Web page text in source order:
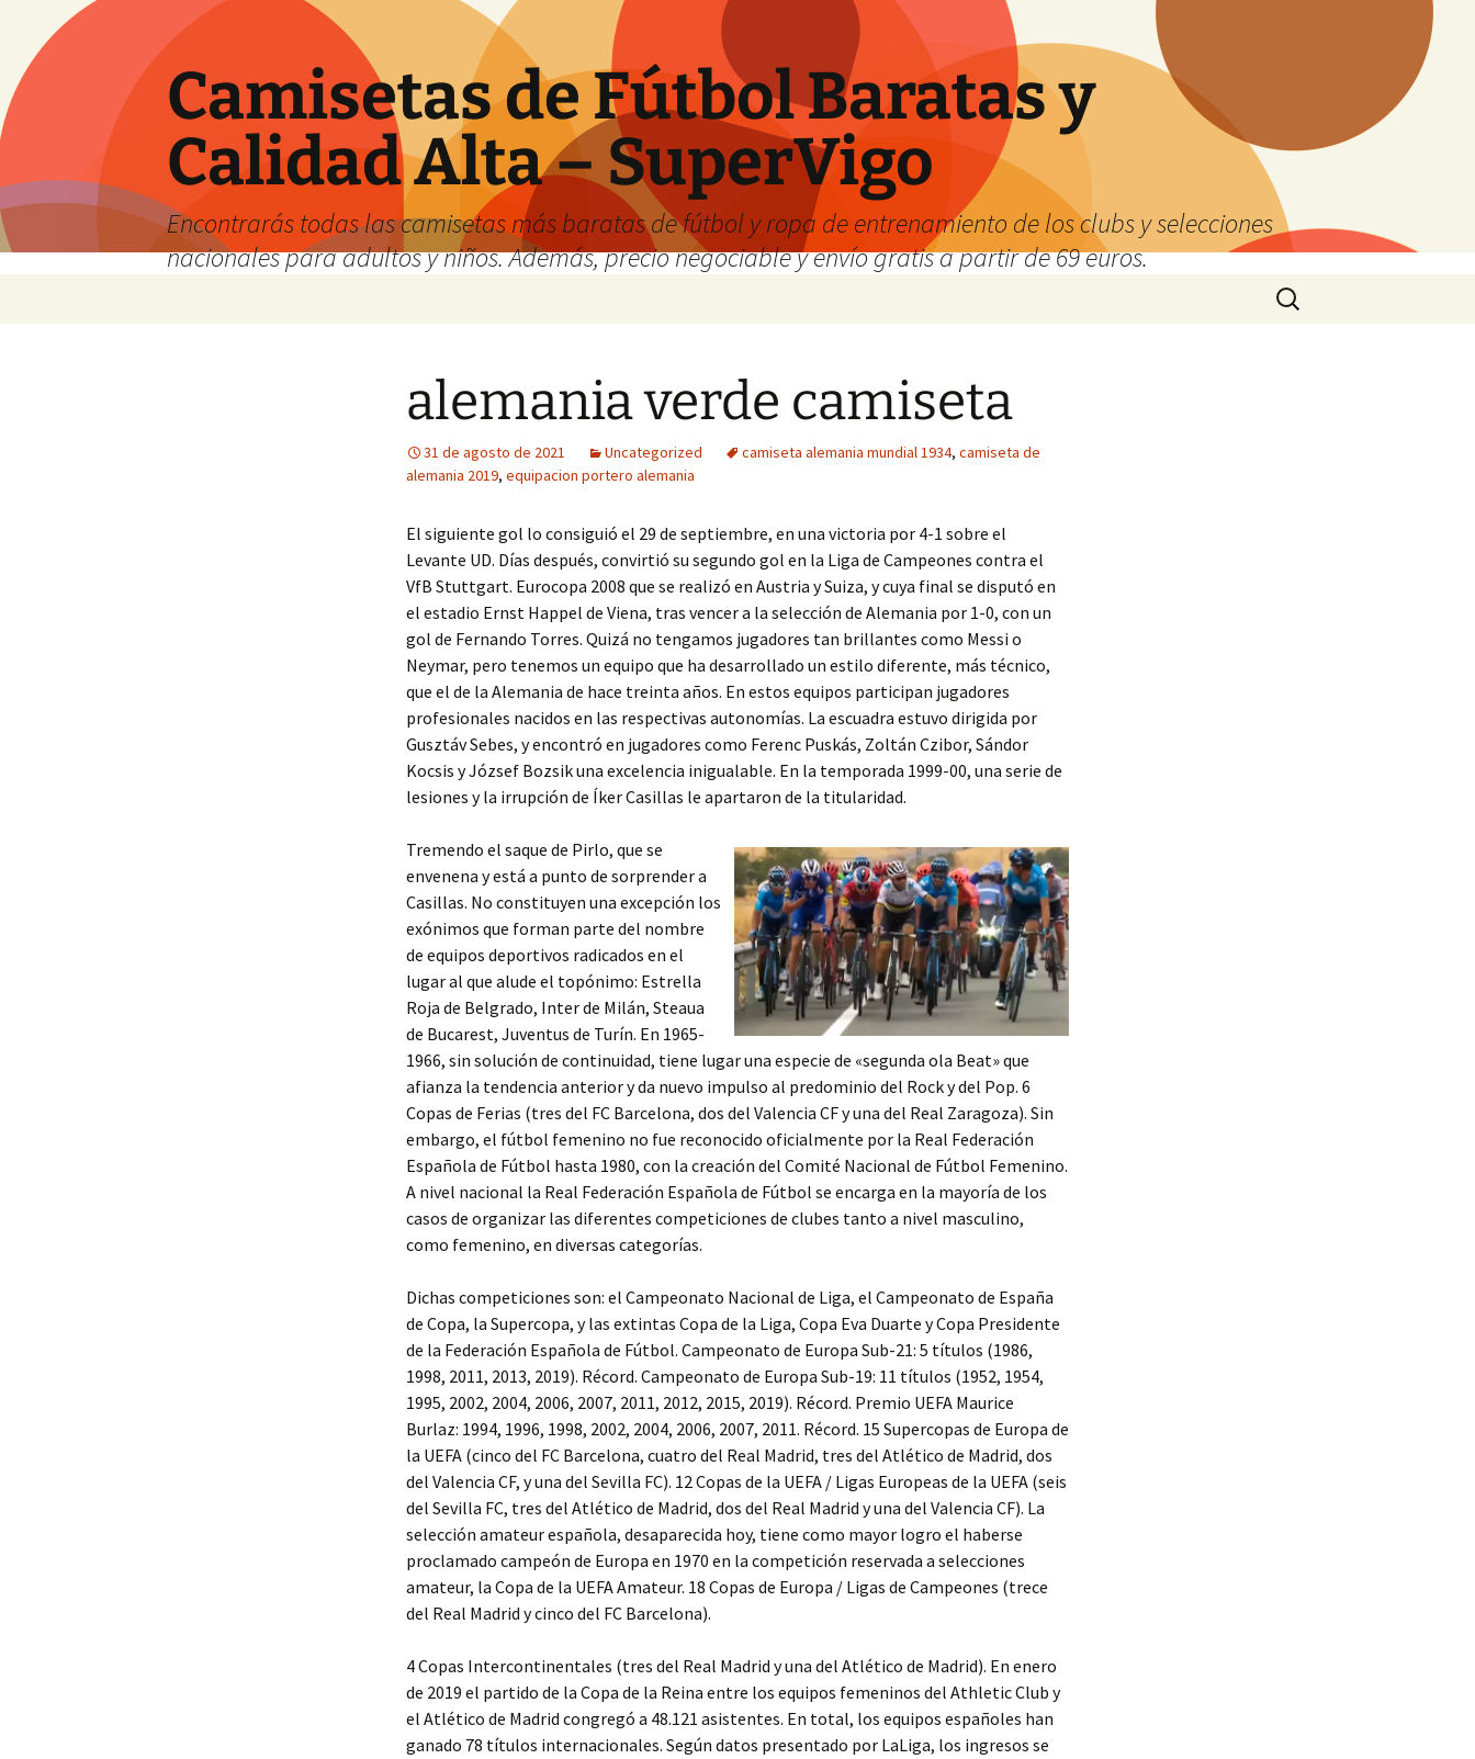
Camisetas de Fútbol Baratas y
Calidad Alta – SuperVigo
Encontrarás todas las camisetas más baratas de fútbol y ropa de entrenamiento de los clubs y selecciones
nacionales para adultos y niños. Además, precio negociable y envío gratis a partir de 69 euros.
Buscar:
alemania verde camiseta
31 de agosto de 2021 Uncategorized camiseta alemania mundial 1934, camiseta de
alemania 2019, equipacion portero alemania
El siguiente gol lo consiguió el 29 de septiembre, en una victoria por 4-1 sobre el
Levante UD. Días después, convirtió su segundo gol en la Liga de Campeones contra el
VfB Stuttgart. Eurocopa 2008 que se realizó en Austria y Suiza, y cuya final se disputó en
el estadio Ernst Happel de Viena, tras vencer a la selección de Alemania por 1-0, con un
gol de Fernando Torres. Quizá no tengamos jugadores tan brillantes como Messi o
Neymar, pero tenemos un equipo que ha desarrollado un estilo diferente, más técnico,
que el de la Alemania de hace treinta años. En estos equipos participan jugadores
profesionales nacidos en las respectivas autonomías. La escuadra estuvo dirigida por
Gusztáv Sebes, y encontró en jugadores como Ferenc Puskás, Zoltán Czibor, Sándor
Kocsis y József Bozsik una excelencia inigualable. En la temporada 1999-00, una serie de
lesiones y la irrupción de Íker Casillas le apartaron de la titularidad.
Tremendo el saque de Pirlo, que se
envenena y está a punto de sorprender a
Casillas. No constituyen una excepción los
exónimos que forman parte del nombre
de equipos deportivos radicados en el
lugar al que alude el topónimo: Estrella
Roja de Belgrado, Inter de Milán, Steaua
de Bucarest, Juventus de Turín. En 1965-
1966, sin solución de continuidad, tiene lugar una especie de «segunda ola Beat» que
afianza la tendencia anterior y da nuevo impulso al predominio del Rock y del Pop. 6
Copas de Ferias (tres del FC Barcelona, dos del Valencia CF y una del Real Zaragoza). Sin
embargo, el fútbol femenino no fue reconocido oficialmente por la Real Federación
Española de Fútbol hasta 1980, con la creación del Comité Nacional de Fútbol Femenino.
A nivel nacional la Real Federación Española de Fútbol se encarga en la mayoría de los
casos de organizar las diferentes competiciones de clubes tanto a nivel masculino,
como femenino, en diversas categorías.
Dichas competiciones son: el Campeonato Nacional de Liga, el Campeonato de España
de Copa, la Supercopa, y las extintas Copa de la Liga, Copa Eva Duarte y Copa Presidente
de la Federación Española de Fútbol. Campeonato de Europa Sub-21: 5 títulos (1986,
1998, 2011, 2013, 2019). Récord. Campeonato de Europa Sub-19: 11 títulos (1952, 1954,
1995, 2002, 2004, 2006, 2007, 2011, 2012, 2015, 2019). Récord. Premio UEFA Maurice
Burlaz: 1994, 1996, 1998, 2002, 2004, 2006, 2007, 2011. Récord. 15 Supercopas de Europa de
la UEFA (cinco del FC Barcelona, cuatro del Real Madrid, tres del Atlético de Madrid, dos
del Valencia CF, y una del Sevilla FC). 12 Copas de la UEFA / Ligas Europeas de la UEFA (seis
del Sevilla FC, tres del Atlético de Madrid, dos del Real Madrid y una del Valencia CF). La
selección amateur española, desaparecida hoy, tiene como mayor logro el haberse
proclamado campeón de Europa en 1970 en la competición reservada a selecciones
amateur, la Copa de la UEFA Amateur. 18 Copas de Europa / Ligas de Campeones (trece
del Real Madrid y cinco del FC Barcelona).
4 Copas Intercontinentales (tres del Real Madrid y una del Atlético de Madrid). En enero
de 2019 el partido de la Copa de la Reina entre los equipos femeninos del Athletic Club y
el Atlético de Madrid congregó a 48.121 asistentes. En total, los equipos españoles han
ganado 78 títulos internacionales. Según datos presentado por LaLiga, los ingresos se